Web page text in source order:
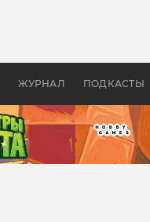
ЖУРНАЛ ПОДКАСТЫ
Древней Грецией